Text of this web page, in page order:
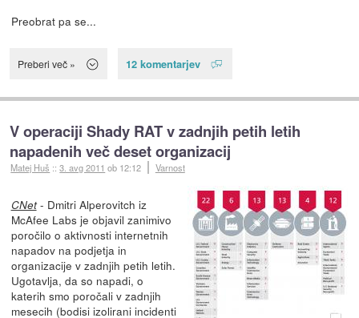
Preobrat pa se...
Preberi več » 12 komentarjev
V operaciji Shady RAT v zadnjih petih letih
napadenih več deset organizacij
Matej Huš ::3. avg 2011 ob 12:12 Varnost
CNet- Dmitri Alperovitch iz
McAfee Labs je objavil zanimivo
poročilo o aktivnosti internetnih
napadov na podjetja in
organizacije v zadnjih petih letih.
Ugotavlja, da so napadi, o
katerih smo poročali v zadnjih
mesecih (bodisi izolirani incidenti